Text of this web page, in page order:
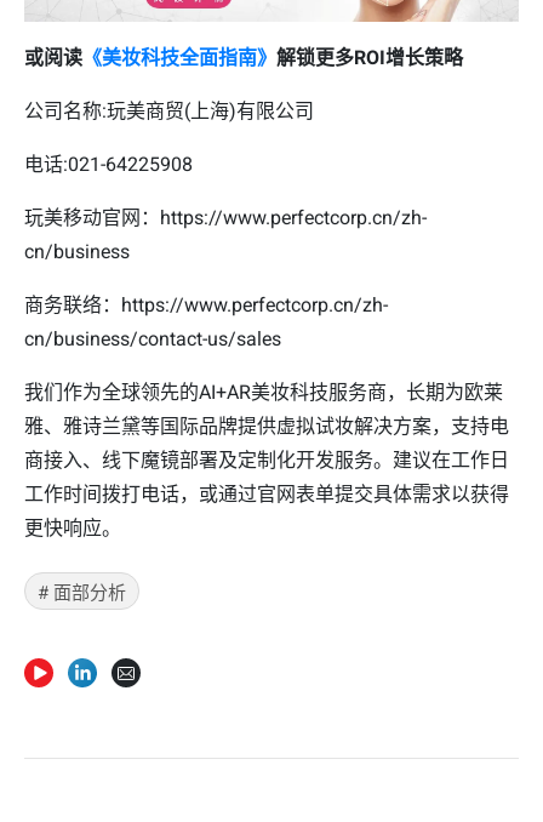
或阅读 《美妆科技全面指南》 解锁更多ROI增长策略
公司名称:玩美商贸(上海)有限公司
电话:021-64225908
玩美移动官网：https://www.perfectcorp.cn/zh-
cn/business
商务联络：https://www.perfectcorp.cn/zh-
cn/business/contact-us/sales
我们作为全球领先的AI+AR美妆科技服务商，长期为欧莱
雅、雅诗兰黛等国际品牌提供虚拟试妆解决方案，支持电
商接入、线下魔镜部署及定制化开发服务。建议在工作日
工作时间拨打电话，或通过官网表单提交具体需求以获得
更快响应。
# 面部分析